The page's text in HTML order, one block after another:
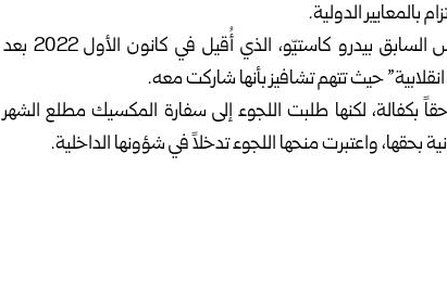
بالمعايير الدولية.
وشغلت تشافيز منصب رئيسة الوزراء في حكومة الرئيس السابق بيدرو كاستيّو، الذي أُقيل في كانون الأول 2022 بعد
حيث تتهم تشافيز بأنها شاركت معه.
بكفالة، لكنها طلبت اللجوء إلى سفارة المكسيك مطلع الشهر
بحقها، واعتبرت منحها اللجوء تدخلاً في شؤونها الداخلية.